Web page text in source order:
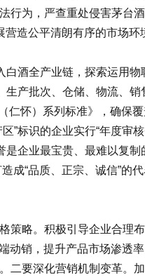
为，严查重处侵害茅台
造公平清朗有序的市场环
酒全产业链，探索运用
产批次、仓储、物流、
仁怀）系列标准》，确保
标识的企业实行“年度审核
企业最宝贵、最难以复
成“品质、正宗、诚信”
略。积极引导企业合理
动销，提升产品市场渗透
要深化营销机制变革。